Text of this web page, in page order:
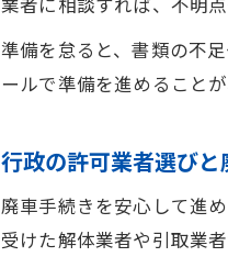
準備を怠ると、書類の不
ールで準備を進めること
行政の許可業者選び
廃車手続きを安心して進
受けた解体業者や引取業